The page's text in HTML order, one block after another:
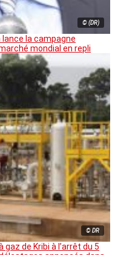
© (DR)
lance la campagne
mondial en repli
© DR
gaz de Kribi à l’arrêt du 5